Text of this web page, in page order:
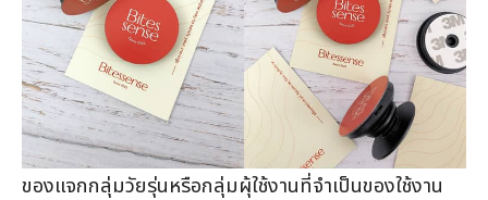
ของแจกกลุ่มวัยรุ่นหรือกลุ่มผุ้ใช้งานที่จำเป็นของใช้งาน